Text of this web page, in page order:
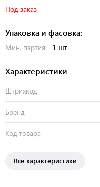
Под заказ
Упаковка и фасовка:
Мин. партия: 1 шт
Характеристики
Штрихкод
Бренд
Код товара
Все характеристики